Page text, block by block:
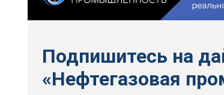
Подпишитесь на
«Нефтегазовая